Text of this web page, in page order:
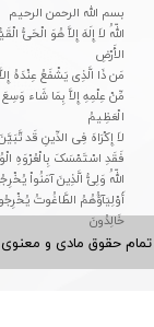
تمام حقوق مادی و
بسم الله الرحمن الرحیم
اللّهُ لاَ إِلَهَ إِلاَّ هُوَ الْحَیُّ
الأَرْضِ
مَن ذَا الَّذِی یَشْفَعُ عِنْدَهُ
مِّنْ عِلْمِهِ إِلاَّ بِمَا شَاء
الْعَظِیمُ
لاَ إِکْرَاهَ فِی الدِّینِ قَد
فَقَدِ اسْتَمْسَکَ بِالْعُرْوَهِ
اللّهُ وَلِیُّ الَّذِینَ آمَنُواْ
أَوْلِیَآؤُهُمُ الطَّاغُوتُ
خَالِدُونَ